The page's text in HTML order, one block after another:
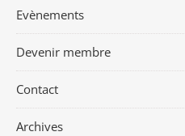
Evènements
Devenir membre
Contact
Archives